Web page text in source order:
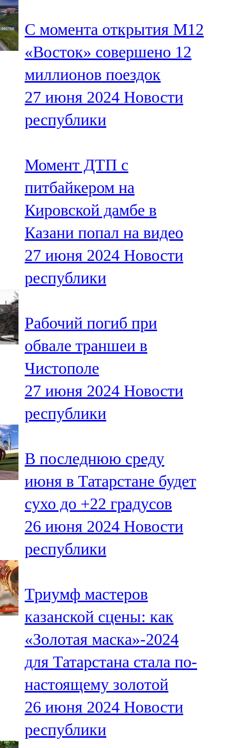
102,1 FM
Мамадыш
106,2 FM
Минзәлә
107,3 FM
100,0 FM
Нурлат
104,7 FM
Олы Әтнә
71,42 FM
Сарман
Теләче
106,1 FM
Түбән Кама
102,6 FM
Чирмешән
Чистай
103,0 FM
Чүпрәле
91,0 FM
Шәмәрдән
Яңа чишмә
107,0 FM
Яр Чаллы
105,5 FM
С момента открытия М12
«Восток» совершено 12
миллионов поездок
27 июня 2024 Новости
республики
Момент ДТП с
питбайкером на
Кировской дамбе в
Казани попал на видео
27 июня 2024 Новости
республики
Рабочий погиб при
обвале траншеи в
Чистополе
27 июня 2024 Новости
республики
В последнюю среду
июня в Татарстане будет
сухо до +22 градусов
26 июня 2024 Новости
республики
Триумф мастеров
казанской сцены: как
«Золотая маска»-2024
для Татарстана стала по-
настоящему золотой
26 июня 2024 Новости
республики